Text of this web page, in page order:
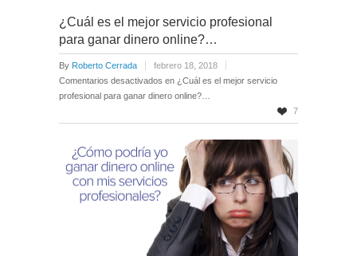
¿Cuál es el mejor servicio profesional
para ganar dinero online?…
By Roberto Cerrada
febrero 18, 2018
Comentarios desactivados en ¿Cuál es el mejor servicio
profesional para ganar dinero online?…
7